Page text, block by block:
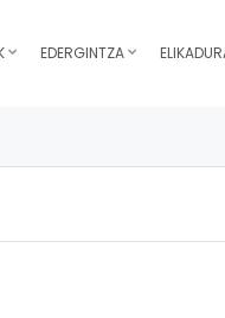
EDERGINTZA